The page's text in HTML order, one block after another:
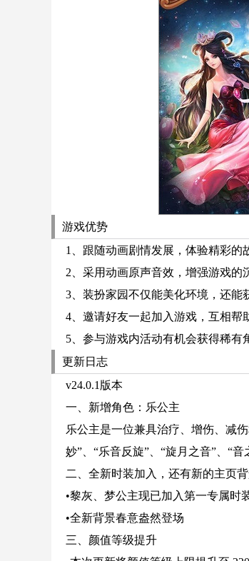
游戏优势
1、跟随动画剧情发展，体验精彩的
2、采用动画原声音效，增强游戏的
3、装扮家园不仅能美化环境，还能
4、邀请好友一起加入游戏，互相帮
5、参与游戏内活动有机会获得稀有
更新日志
v24.0.1版本
一、新增角色：乐公主
乐公主是一位兼具治疗、增伤、减
妙”、“乐音反旋”、“旋月之音”、“
二、全新时装加入，还有新的主页
•黎灰、梦公主现已加入第一专属时
•全新背景春意盎然登场
三、颜值等级提升